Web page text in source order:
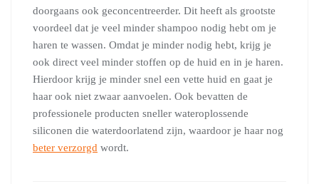
doorgaans ook geconcentreerder. Dit heeft als grootste
voordeel dat je veel minder shampoo nodig hebt om je
haren te wassen. Omdat je minder nodig hebt, krijg je
ook direct veel minder stoffen op de huid en in je haren.
Hierdoor krijg je minder snel een vette huid en gaat je
haar ook niet zwaar aanvoelen. Ook bevatten de
professionele producten sneller wateroplossende
siliconen die waterdoorlatend zijn, waardoor je haar nog
beter verzorgd wordt.